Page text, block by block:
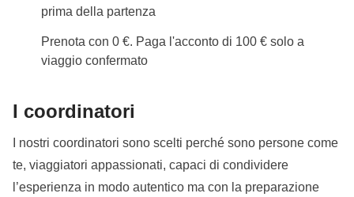
prima della partenza
Prenota con 0 €. Paga l'acconto di 100 € solo a
viaggio confermato
I coordinatori
I nostri coordinatori sono scelti perché sono persone come
te, viaggiatori appassionati, capaci di condividere
l’esperienza in modo autentico ma con la preparazione